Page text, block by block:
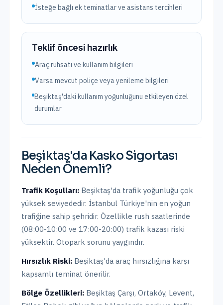
İsteğe bağlı ek teminatlar ve asistans tercihleri
Teklif öncesi hazırlık
Araç ruhsatı ve kullanım bilgileri
Varsa mevcut poliçe veya yenileme bilgileri
Beşiktaş'daki kullanım yoğunluğunu etkileyen özel
durumlar
Beşiktaş'da Kasko Sigortası
Neden Önemli?
Trafik Koşulları: Beşiktaş'da trafik yoğunluğu çok
yüksek seviyededir. İstanbul Türkiye'nin en yoğun
trafiğine sahip şehridir. Özellikle rush saatlerinde
(08:00-10:00 ve 17:00-20:00) trafik kazası riski
yüksektir. Otopark sorunu yaygındır.
Hırsızlık Riski: Beşiktaş'da araç hırsızlığına karşı
kapsamlı teminat önerilir.
Bölge Özellikleri: Beşiktaş Çarşı, Ortaköy, Levent,